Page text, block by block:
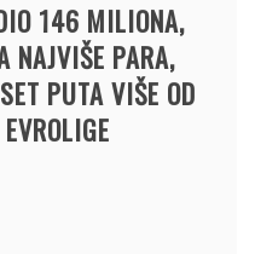
146 MILIONA,
NAJVIŠE PARA,
PUTA VIŠE OD